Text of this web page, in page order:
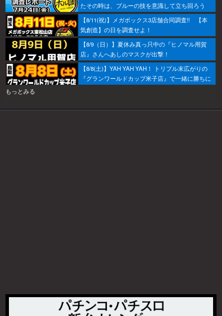
たその時は、ブルーの技を意識して立ち回ろう
ぞ！
【8/11(祝)】メガボックス3店舗合同調査!! 【本
気創造】の日を調査せよ！
【8/9（日）】夏休み真っ只中の『ヒノマル用賀
店』さんへあしのマスクが出撃！
【8/8(土)】YAH YAH YAH！ トリプル末広がりの
『グランワールドカップ米子店』で一緒に勝ちに
もっとみる